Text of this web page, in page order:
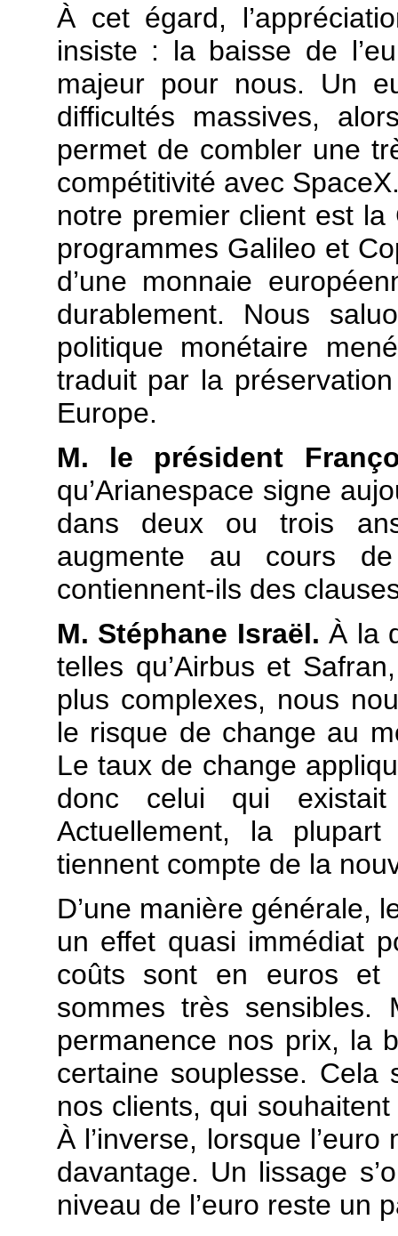
À cet égard,
insiste : la baisse de
majeur pour nous. Un
difficultés massives,
permet de combler une
compétitivité avec
notre premier client est
programmes Galileo et
d’une monnaie
durablement. Nous
politique monétaire
traduit par la
Europe.
M. le président
qu’Arianespace signe
dans deux ou trois
augmente au cours
contiennent-ils des
M. Stéphane Israël. À la
telles qu’Airbus et
plus complexes, nous
le risque de change au
Le taux de change
donc celui qui
Actuellement, la
tiennent compte de la
D’une manière générale,
un effet quasi immédiat
coûts sont en euros et
sommes très sensibles.
permanence nos prix, la
certaine souplesse. Cela
nos clients, qui
À l’inverse, lorsque
davantage. Un lissage
niveau de l’euro reste un